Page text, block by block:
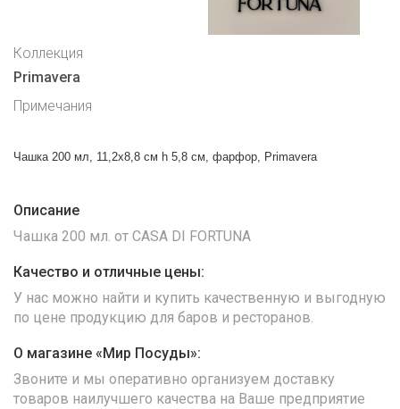
Коллекция
Primavera
Примечания
Чашка 200 мл, 11,2x8,8 см h 5,8 см, фарфор, Primavera
Описание
Чашка 200 мл. от CASA DI FORTUNA
Качество и отличные цены:
У нас можно найти и купить качественную и выгодную
по цене продукцию для баров и ресторанов.
О магазине «Мир Посуды»:
Звоните и мы оперативно организуем доставку
товаров наилучшего качества на Ваше предприятие